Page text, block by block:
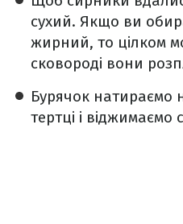
сухий. Якщо ви
жирний, то цілком
сковороді вони
️Бурячок натираємо
тертці і віджимаємо